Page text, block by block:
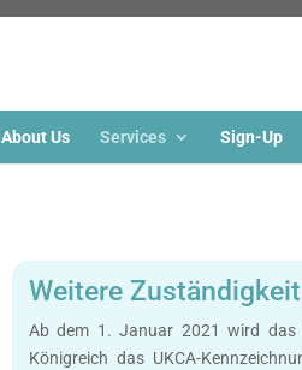
About Us Services Sign-Up
Weitere
Ab dem 1. Januar 2021 wird das
Königreich das UKCA-